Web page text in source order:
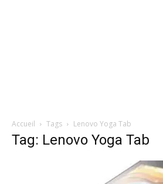
Accueil Tags Lenovo Yoga Tab
Tag: Lenovo Yoga Tab